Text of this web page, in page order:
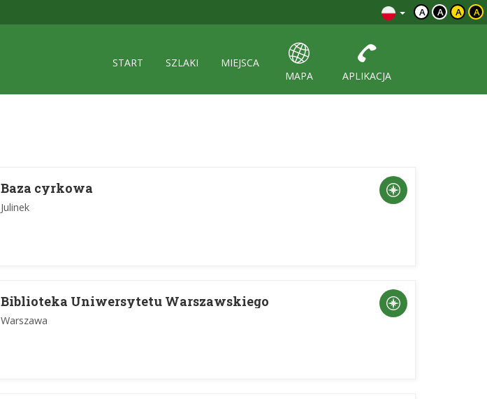
A A A A
START SZLAKI
MIEJSCA
MAPA
APLIKACJA
Baza cyrkowa
Julinek
Biblioteka Uniwersytetu Warszawskiego
Warszawa